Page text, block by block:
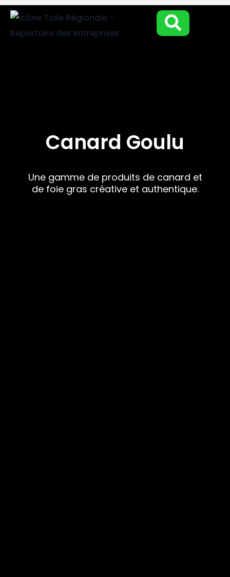
Aller
contenu
Canard Goulu
Une gamme de produits de canard et
de foie gras créative et authentique.